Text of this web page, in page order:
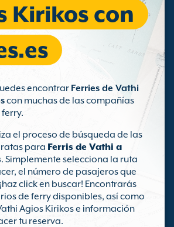
Kirikos con
encontrar Ferries de Vathi
con muchas de las compañías
el proceso de búsqueda de las
para Ferris de Vathi a
. Simplemente selecciona la ruta
el número de pasajeros que
click en buscar! Encontrarás
de ferry disponibles, así como
Agios Kirikos e información
tu reserva.